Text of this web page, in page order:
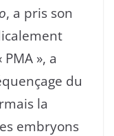
, a pris son
», a
du
la
embryons